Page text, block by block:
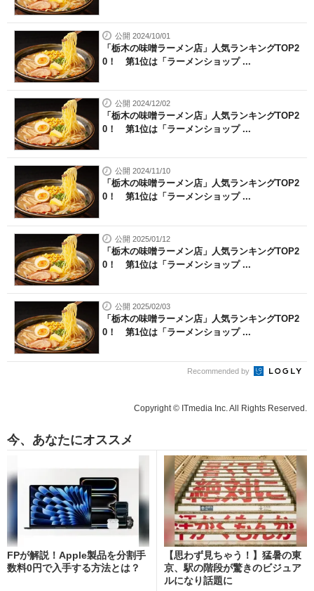
公開 2024/10/01
「栃木の味噌ラーメン店」人気ランキングTOP2
0！ 第1位は「ラーメンショップ ...
公開 2024/12/02
「栃木の味噌ラーメン店」人気ランキングTOP2
0！ 第1位は「ラーメンショップ ...
公開 2024/11/10
「栃木の味噌ラーメン店」人気ランキングTOP2
0！ 第1位は「ラーメンショップ ...
公開 2025/01/12
「栃木の味噌ラーメン店」人気ランキングTOP2
0！ 第1位は「ラーメンショップ ...
公開 2025/02/03
「栃木の味噌ラーメン店」人気ランキングTOP2
0！ 第1位は「ラーメンショップ ...
Recommended by
Copyright © ITmedia Inc. All Rights Reserved.
今、あなたにオススメ
FPが解説！Apple製品を分割手
数料0円で入手する方法とは？
【思わず見ちゃう！】猛暑の東
京、駅の階段が驚きのビジュア
ルになり話題に